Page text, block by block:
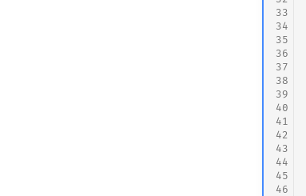
33
34
35
36
37
38
39
40
41
42
43
44
45
46